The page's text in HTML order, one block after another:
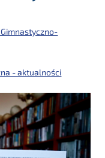
- aktualności